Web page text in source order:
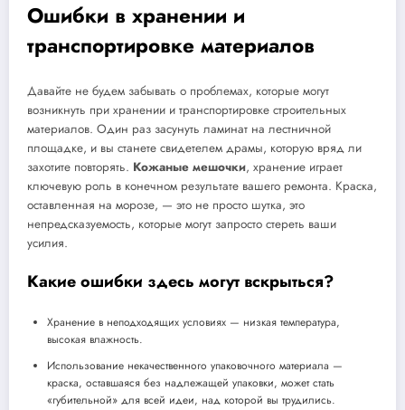
Ошибки в хранении и
транспортировке материалов
Давайте не будем забывать о проблемах, которые могут
возникнуть при хранении и транспортировке строительных
материалов. Один раз засунуть ламинат на лестничной
площадке, и вы станете свидетелем драмы, которую вряд ли
захотите повторять. Кожаные мешочки, хранение играет
ключевую роль в конечном результате вашего ремонта. Краска,
оставленная на морозе, — это не просто шутка, это
непредсказуемость, которые могут запросто стереть ваши
усилия.
Какие ошибки здесь могут вскрыться?
Хранение в неподходящих условиях — низкая температура,
высокая влажность.
Использование некачественного упаковочного материала —
краска, оставшаяся без надлежащей упаковки, может стать
«губительной» для всей идеи, над которой вы трудились.